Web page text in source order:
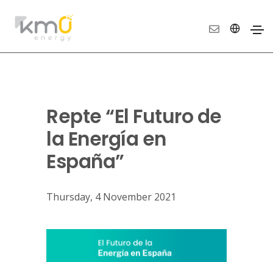
Repte “El Futuro de
la Energía en
España”
Thursday, 4 November 2021